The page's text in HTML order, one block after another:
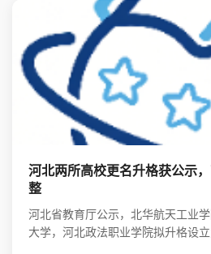
河北两所高校更名升格获公示
整
河北省教育厅公示，北华航天工业
大学，河北政法职业学院拟升格设